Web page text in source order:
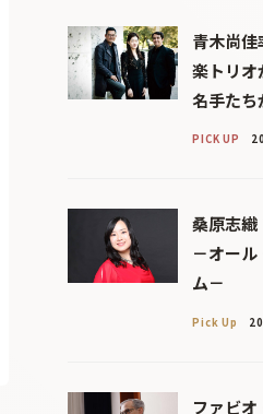
青木尚
楽トリオ
名手たち
PICK UP
桑原志織
－オー
ム－
Pick Up
ファビ